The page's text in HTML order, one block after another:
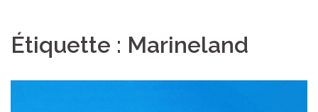
Étiquette : Marineland